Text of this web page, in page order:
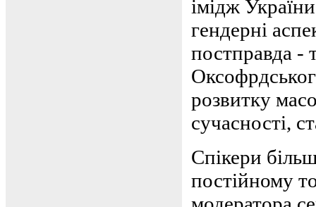
імідж
гендерні
постправда -
розвитку
сучасності,
Спікери
постійному